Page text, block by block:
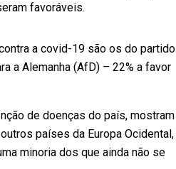
favoráveis.
a covid-19 são os do partido
a Alemanha (AfD) – 22% a favor
de doenças do país, mostram
países da Europa Ocidental,
minoria dos que ainda não se